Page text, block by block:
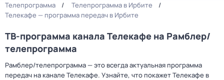
Телепрограмма
Телепрограмма в Ирбите
Телекафе — программа передач в Ирбите
ТВ-программа канала Телекафе на Рамблер/
телепрограмма
Рамблер/телепрограмма — это всегда актуальная программа
передач на канале Телекафе. Узнайте, что покажет Телекафе в